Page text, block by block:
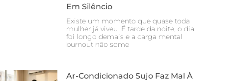
Em Silêncio
Existe um momento que quase toda
mulher já viveu. É tarde da noite, o dia
foi longo demais e a carga mental
burnout não some
Ar-Condicionado Sujo Faz Mal À